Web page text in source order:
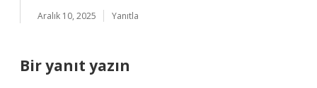
Aralık 10, 2025 Yanıtla
Bir yanıt yazın